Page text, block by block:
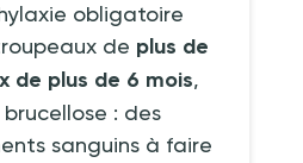
obligatoire
de plus de
de plus de 6 mois,
: des
sanguins à faire